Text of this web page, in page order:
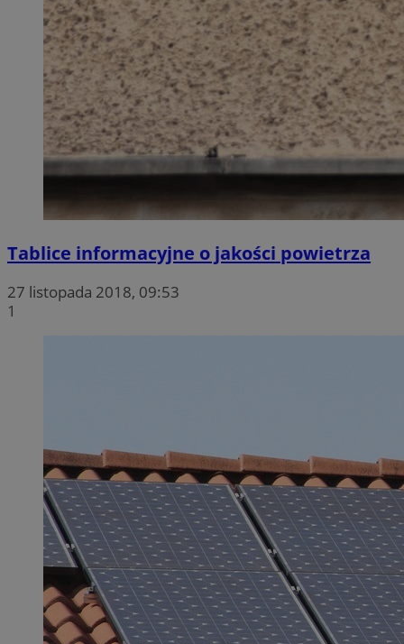
Tablice informacyjne o jakości powietrza
27 listopada 2018, 09:53
1